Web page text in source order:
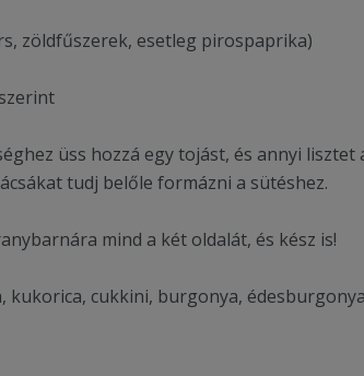
esetleg pirospaprika)
üss hozzá egy tojást, és annyi lisztet
tudj belőle formázni a sütéshez.
mind a két oldalát, és kész is!
kukorica, cukkini, burgonya, édesburgonya